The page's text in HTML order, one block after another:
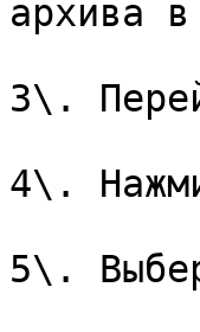
архива
3\.
4\.
5\.